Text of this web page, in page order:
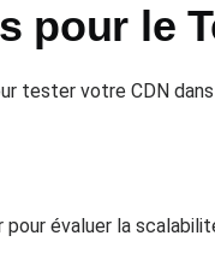
pour le
tester votre CDN
évaluer la